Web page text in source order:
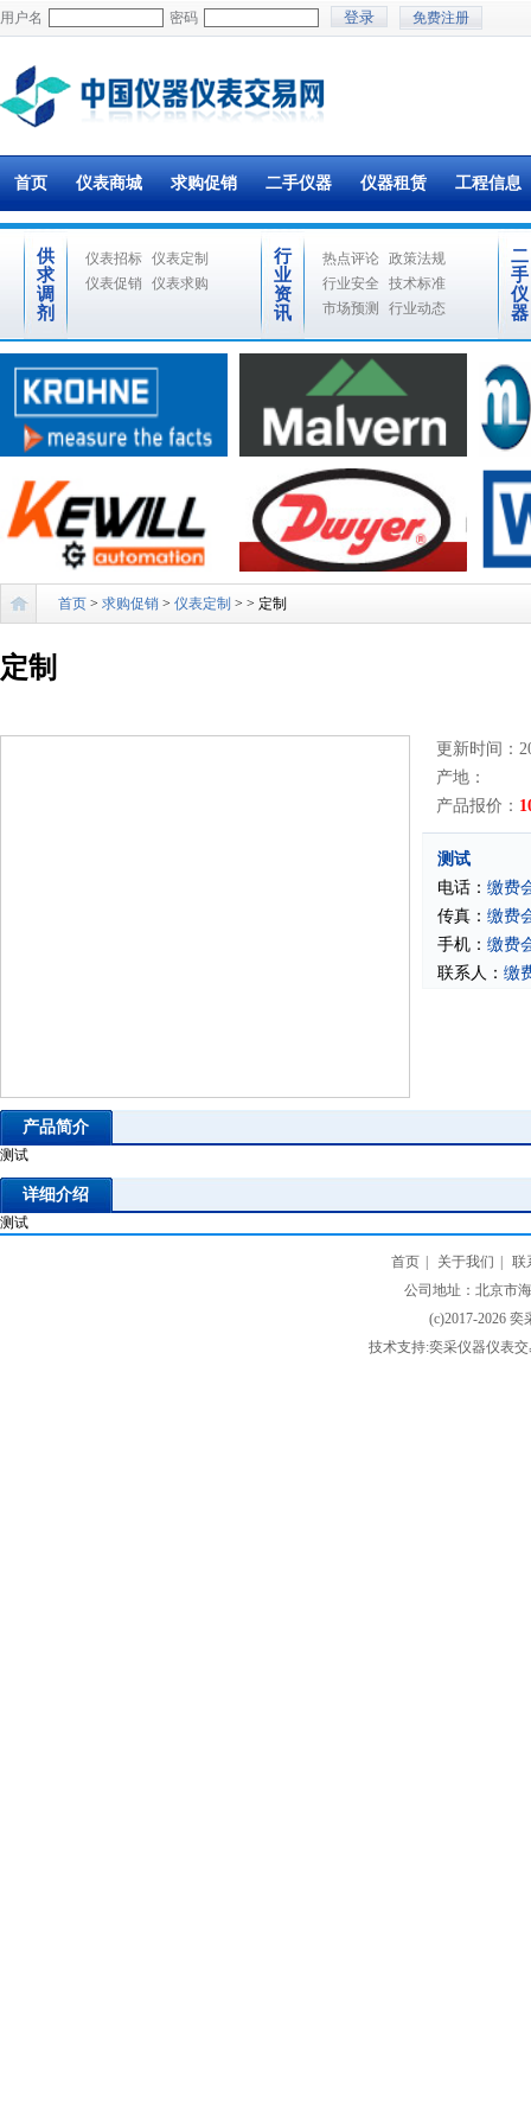
用户名 密码 免费注册
首页 仪表商城 求购促销 二手仪器 仪器租赁 工程信息
供
求
调
剂
仪表招标 仪表定制
仪表促销
仪表求购
行
业
资
讯
热点评论 政策法规
行业安全
技术标准
市场预测
行业动态
二
手
仪
器
首页 > 求购促销 > 仪表定制 > > 定制
定制
更新时间：
产地：
产品报价：
测试
电话： 缴费
传真： 缴费
手机： 缴费
联系人： 缴
产品简介
测试
详细介绍
测试
首页 关于我们
联
公司地址：北京市
(c)2017-2026
技术支持:奕采仪器仪表